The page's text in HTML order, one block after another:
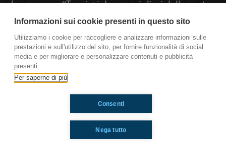
boomerang #Tooxic: i drama migliori della nostra
divertenti che fanno un baffo a Novella2000, ed
è tutto vero! Stay tuned con Casterona!
#OkkinSu www.radioimmaginaria.it
Casterona
Ti è piaciuto? Condividilo!
Informazioni sui cookie presenti in questo sito
Utilizziamo i cookie per raccogliere e analizzare informazioni sulle
prestazioni e sull'utilizzo del sito, per fornire funzionalità di social
media e per migliorare e personalizzare contenuti e pubblicità
presenti.
Per saperne di più
Nega tutto
Consenti